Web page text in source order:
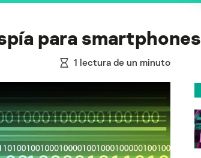
para smartphones
1 lectura de un minuto